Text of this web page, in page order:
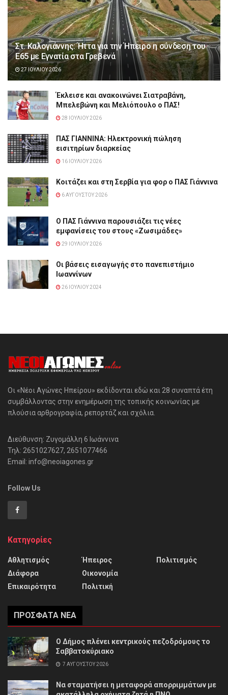
Στ. Καλογιάννης: Ήττα για την Ήπειρο η σύνδεση του
Ε65 με Εγνατία στα Γρεβενά
27 ΙΟΥΛΊΟΥ 2026
Έκλεισε και ανακοινώνει Σιατραβάνη,
Μπελεβώνη και Μελιόπουλο ο ΠΑΣ!
28 ΙΟΥΛΊΟΥ 2026
ΠΑΣ ΓΙΑΝΝΙΝΑ: Hλεκτρονική πώληση
εισιτηρίων διαρκείας
16 ΙΟΥΛΊΟΥ 2026
Κοιτάζει και στη Σερβία για φορ ο ΠΑΣ Γιάννινα
6 ΑΥΓΟΎΣΤΟΥ 2026
Ο ΠΑΣ Γιάννινα παρουσιάζει τις νέες
εμφανίσεις του στους «Ζωσιμάδες»
29 ΙΟΥΛΊΟΥ 2026
Οι βάσεις εισαγωγής στο πανεπιστήμιο
Ιωαννίνων
26 ΙΟΥΛΊΟΥ 2024
Οι «Νέοι Αγώνες Ηπείρου» εκδίδονται εδώ και 28 συναπτά έτη
συμβάλλοντας στην ενημέρωση της τοπικής κοινωνίας με
πλούσια αρθρογραφία, ρεπορτάζ και σχόλια.
Διεύθυνση: Ζυγομάλλη 6 Ιωάννινα
Τηλ: 2651027627, 2651077466
Email: info@neoiagones.gr
Follow Us
Κατηγορίες
Αθλητισμός
Διάφορα
Επικαιρότητα
Ήπειρος
Οικονομία
Πολιτική
Πολιτισμός
ΠΡΌΣΦΑΤΑ ΝΈΑ
Ο Δήμος πλένει κεντρικούς πεζοδρόμους το
Σαββατοκύριακο
7 ΑΥΓΟΎΣΤΟΥ 2026
Να σταματήσει η μεταφορά απορριμμάτων με